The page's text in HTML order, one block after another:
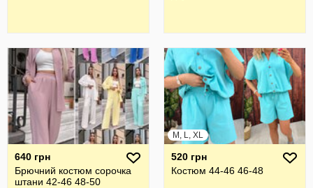
640 грн
Брючний костюм сорочка
штани 42-46 48-50
M, L, XL
520 грн
Костюм 44-46 46-48